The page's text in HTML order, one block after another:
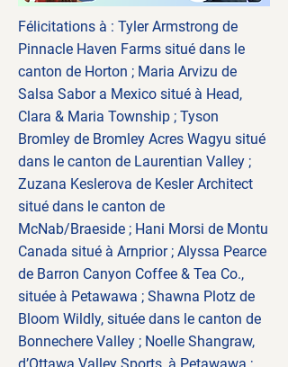
Félicitations à : Tyler Armstrong de
Pinnacle Haven Farms situé dans le
canton de Horton ; Maria Arvizu de
Salsa Sabor a Mexico situé à Head,
Clara & Maria Township ; Tyson
Bromley de Bromley Acres Wagyu situé
dans le canton de Laurentian Valley ;
Zuzana Keslerova de Kesler Architect
situé dans le canton de
McNab/Braeside ; Hani Morsi de Montu
Canada situé à Arnprior ; Alyssa Pearce
de Barron Canyon Coffee & Tea Co.,
située à Petawawa ; Shawna Plotz de
Bloom Wildly, située dans le canton de
Bonnechere Valley ; Noelle Shangraw,